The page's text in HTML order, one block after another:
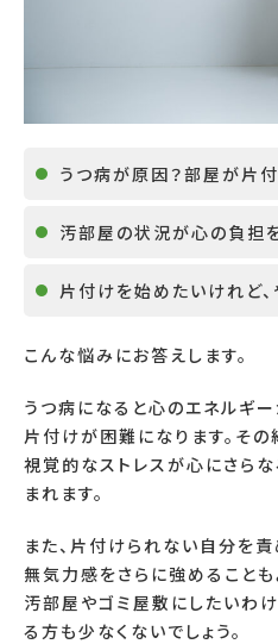
うつ病が原因？部屋が片
汚部屋の状況が心の負担
片付けを始めたいけれど
こんな悩みにお答えします。
うつ病になると心のエネルギ
片付けが困難になります。その
視覚的なストレスが心にさら
まれます。
また、片付けられない自分を
無気力感をさらに強めることも
汚部屋やゴミ屋敷にしたいわ
る方も少なくないでしょう。